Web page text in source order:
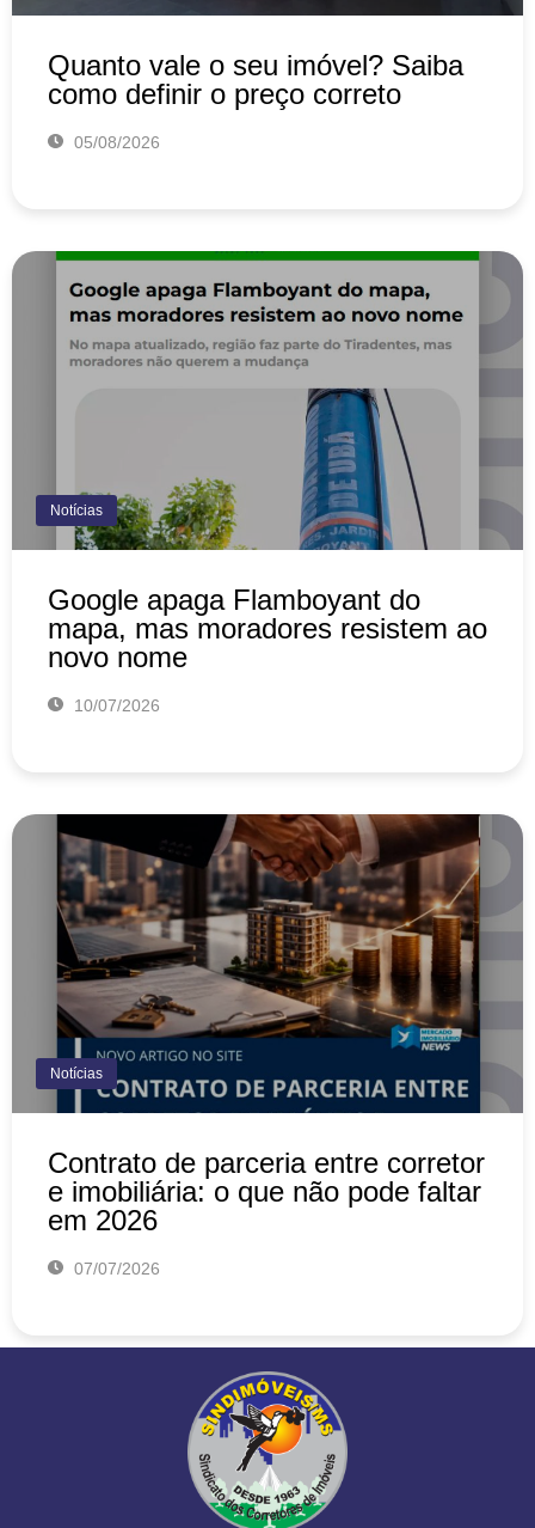
Quanto vale o seu imóvel? Saiba
como definir o preço correto
05/08/2026
Notícias
Google apaga Flamboyant do
mapa, mas moradores resistem ao
novo nome
10/07/2026
Notícias
Contrato de parceria entre corretor
e imobiliária: o que não pode faltar
em 2026
07/07/2026